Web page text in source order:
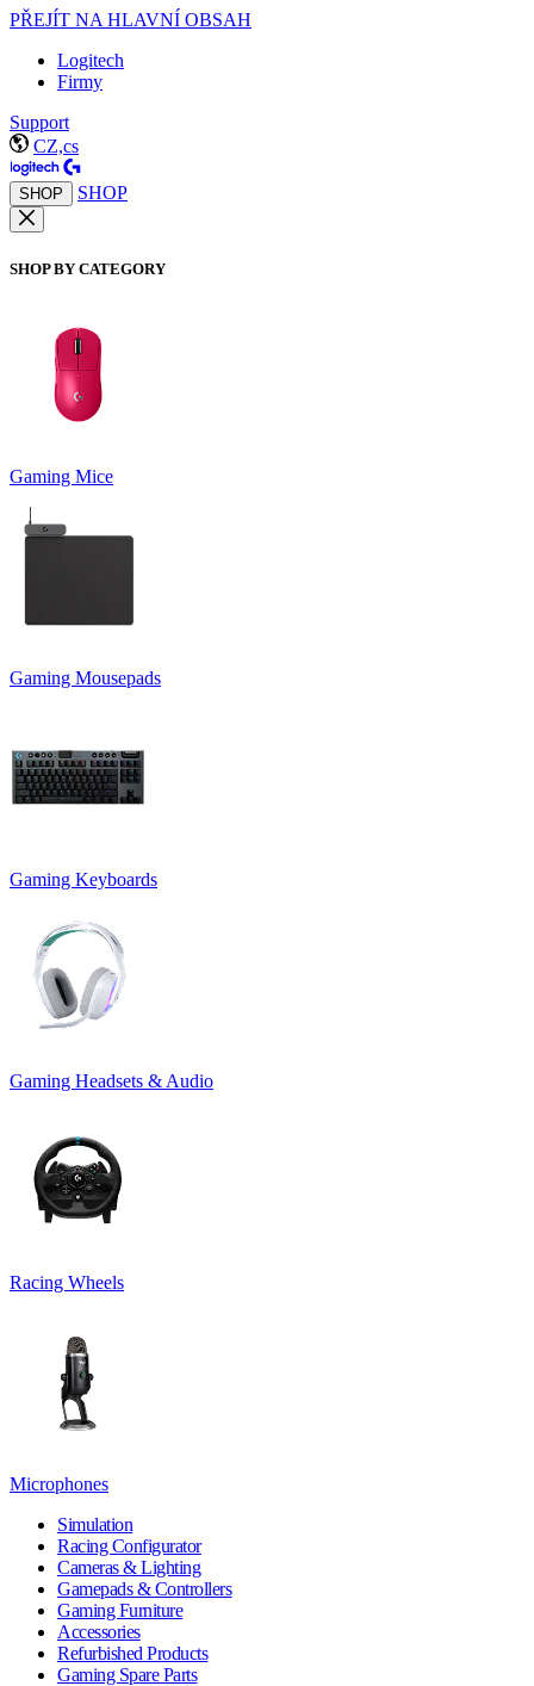
PŘEJÍT NA HLAVNÍ OBSAH
Logitech
Firmy
Support
CZ,cs
SHOP SHOP
SHOP BY CATEGORY
Gaming Mice
Gaming Mousepads
Gaming Keyboards
Gaming Headsets & Audio
Racing Wheels
Microphones
Simulation
Racing Configurator
Cameras & Lighting
Gamepads & Controllers
Gaming Furniture
Accessories
Refurbished Products
Gaming Spare Parts